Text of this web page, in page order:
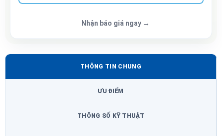
Nhận báo giá ngay →
THÔNG TIN CHUNG
ƯU ĐIỂM
THÔNG SỐ KỸ THUẬT